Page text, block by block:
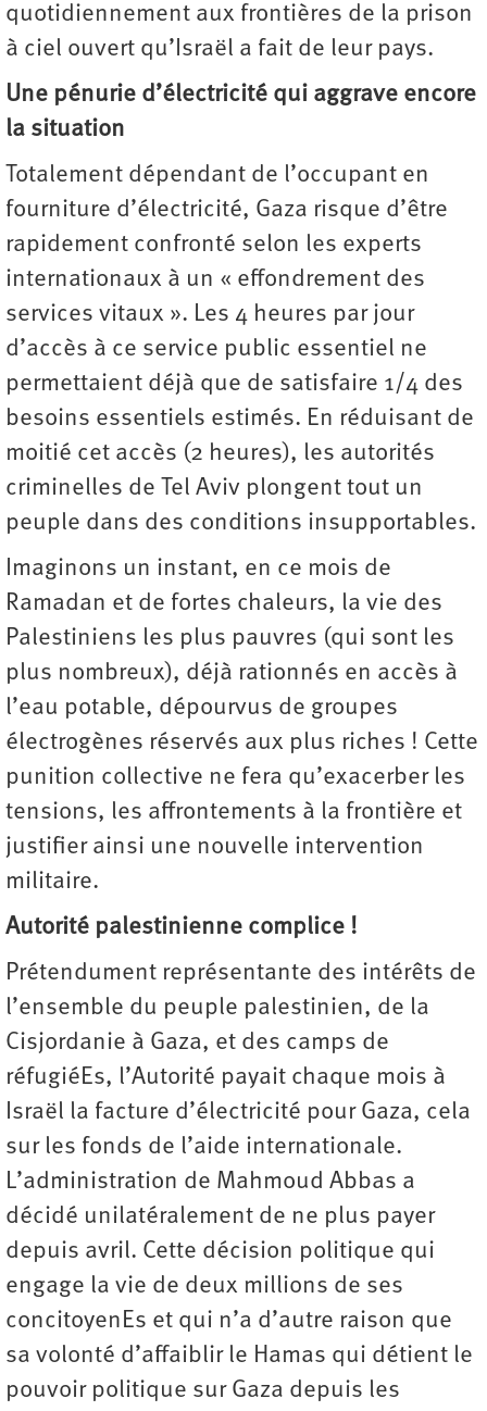
quotidiennement aux frontières de la prison
à ciel ouvert qu’Israël a fait de leur pays.
Une pénurie d’électricité qui aggrave encore
la situation
Totalement dépendant de l’occupant en
fourniture d’électricité, Gaza risque d’être
rapidement confronté selon les experts
internationaux à un « effondrement des
services vitaux ». Les 4 heures par jour
d’accès à ce service public essentiel ne
permettaient déjà que de satisfaire 1/4 des
besoins essentiels estimés. En réduisant de
moitié cet accès (2 heures), les autorités
criminelles de Tel Aviv plongent tout un
peuple dans des conditions insupportables.
Imaginons un instant, en ce mois de
Ramadan et de fortes chaleurs, la vie des
Palestiniens les plus pauvres (qui sont les
plus nombreux), déjà rationnés en accès à
l’eau potable, dépourvus de groupes
électrogènes réservés aux plus riches ! Cette
punition collective ne fera qu’exacerber les
tensions, les affrontements à la frontière et
justifier ainsi une nouvelle intervention
militaire.
Autorité palestinienne complice !
Prétendument représentante des intérêts de
l’ensemble du peuple palestinien, de la
Cisjordanie à Gaza, et des camps de
réfugiéEs, l’Autorité payait chaque mois à
Israël la facture d’électricité pour Gaza, cela
sur les fonds de l’aide internationale.
L’administration de Mahmoud Abbas a
décidé unilatéralement de ne plus payer
depuis avril. Cette décision politique qui
engage la vie de deux millions de ses
concitoyenEs et qui n’a d’autre raison que
sa volonté d’affaiblir le Hamas qui détient le
pouvoir politique sur Gaza depuis les